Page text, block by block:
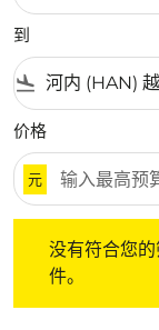
到
flight_land
价格
元
没有符合您
件。